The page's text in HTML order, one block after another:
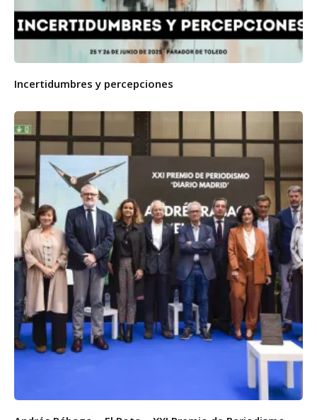
Incertidumbres y percepciones